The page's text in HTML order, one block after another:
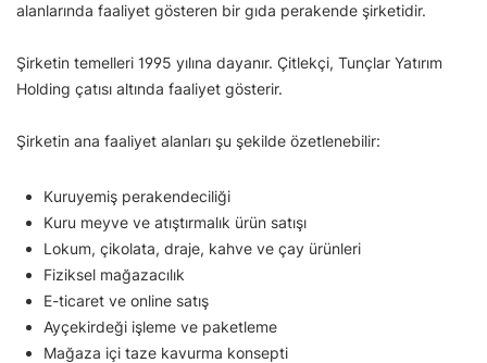
alanlarında faaliyet gösteren bir gıda perakende şirketidir.
Şirketin temelleri 1995 yılına dayanır. Çitlekçi, Tunçlar Yatırım
Holding çatısı altında faaliyet gösterir.
Şirketin ana faaliyet alanları şu şekilde özetlenebilir:
Kuruyemiş perakendeciliği
Kuru meyve ve atıştırmalık ürün satışı
Lokum, çikolata, draje, kahve ve çay ürünleri
Fiziksel mağazacılık
E-ticaret ve online satış
Ayçekirdeği işleme ve paketleme
Mağaza içi taze kavurma konsepti